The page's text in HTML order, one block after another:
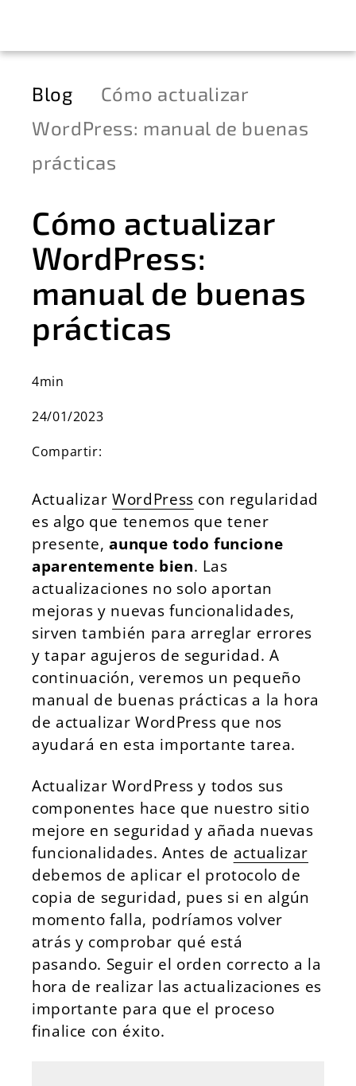
Blog
Cómo actualizar
WordPress: manual de buenas
prácticas
Cómo actualizar
WordPress:
manual de buenas
prácticas
4min
24/01/2023
Compartir:
ActualizarWordPress con regularidad
es algo que tenemos que tener
presente,aunque todo funcione
aparentemente bien. Las
actualizaciones no solo aportan
mejoras y nuevas funcionalidades,
sirven también para arreglar errores
y tapar agujeros de seguridad. A
continuación, veremos un pequeño
manual de buenas prácticas a la hora
de actualizar WordPress que nos
ayudará en esta importante tarea.
Actualizar WordPress y todos sus
componentes hace que nuestro sitio
mejore en seguridad y añada nuevas
funcionalidades. Antes de actualizar
debemos de aplicar el protocolo de
copia de seguridad, pues si en algún
momento falla, podríamos volver
atrás y comprobar qué está
pasando. Seguir el orden correcto a la
hora de realizar las actualizaciones es
importante para que el proceso
finalice con éxito.